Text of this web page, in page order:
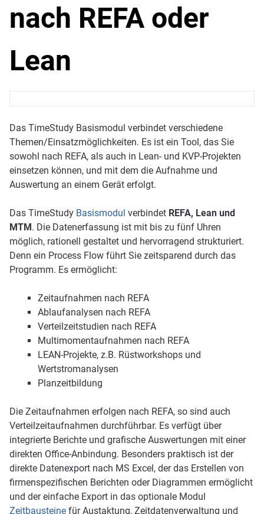
nach REFA oder
Lean
Das TimeStudy Basismodul verbindet verschiedene
Themen/Einsatzmöglichkeiten. Es ist ein Tool, das Sie
sowohl nach REFA, als auch in Lean- und KVP-Projekten
einsetzen können, und mit dem die Aufnahme und
Auswertung an einem Gerät erfolgt.
Das TimeStudy Basismodul verbindet REFA, Lean und
MTM. Die Datenerfassung ist mit bis zu fünf Uhren
möglich, rationell gestaltet und hervorragend strukturiert.
Denn ein Process Flow führt Sie zeitsparend durch das
Programm. Es ermöglicht:
Zeitaufnahmen nach REFA
Ablaufanalysen nach REFA
Verteilzeitstudien nach REFA
Multimomentaufnahmen nach REFA
LEAN-Projekte, z.B. Rüstworkshops und
Wertstromanalysen
Planzeitbildung
Die Zeitaufnahmen erfolgen nach REFA, so sind auch
Verteilzeit­aufnahmen durchführbar. Es verfügt über
integrierte Berichte und grafische Auswertungen mit einer
direkten Office-Anbin­dung. Besonders praktisch ist der
direkte Datenexport nach MS Excel, der das Erstellen von
firmenspezifischen Berichten oder Diagrammen ermöglicht
und der einfache Export in das optionale Modul
Zeitbausteinefür Austaktung, Zeitdaten­verwaltung und